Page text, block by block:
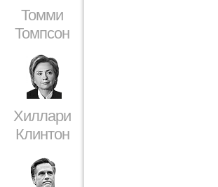
Томми
Томпсон
Хиллари
Клинтон